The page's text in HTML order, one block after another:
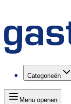
Categorieën
Menu openen